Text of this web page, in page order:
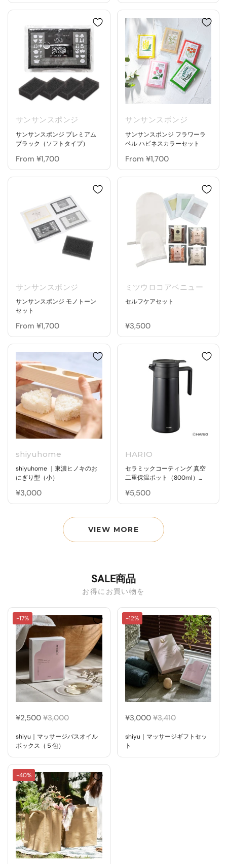
サンサンスポンジ
サンサンスポンジ プレミアム
ブラック（ソフトタイプ）
From ¥1,700
サンサンスポンジ
サンサンスポンジ フラワーラ
ベル ハピネスカラーセット
From ¥1,700
サンサンスポンジ
サンサンスポンジ モノトーン
セット
From ¥1,700
ミツウロコアベニュー
セルフケアセット
¥3,500
shiyuhome
shiyuhome ｜東濃ヒノキのお
にぎり型（小）
¥3,000
HARIO
セラミックコーティング 真空
二重保温ポット（800ml）
¥5,500
VIEW MORE
SALE商品
お得にお買い物を
¥2,500 ¥3,000
shiyu｜マッサージバスオイル
ボックス（５包）
-17%
¥3,000 ¥3,410
shiyu｜マッサージギフトセッ
ト
-12%
-40%